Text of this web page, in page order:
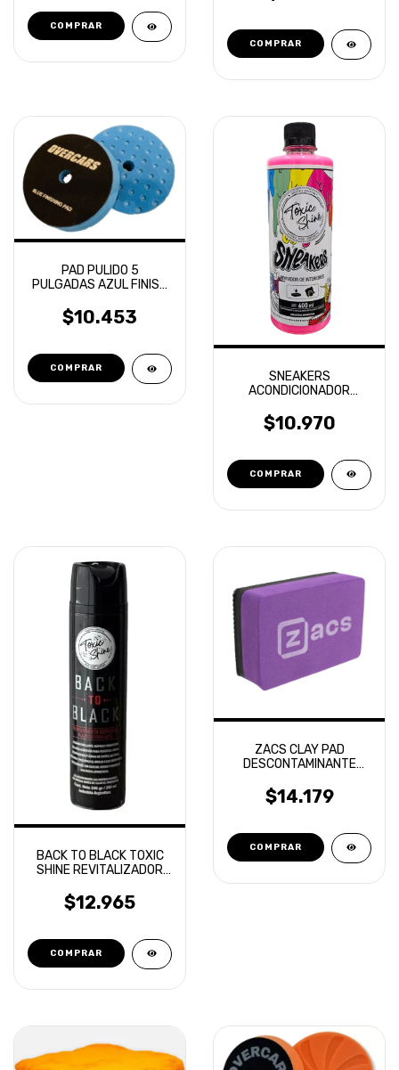
PAD PULIDO 5
PULGADAS AZUL FINISH
$10.453
SNEAKERS
ACONDICIONADOR
600ML
$10.970
BACK TO BLACK TOXIC
SHINE REVITALIZADOR
AEROSOL
$12.965
ZACS CLAY PAD
DESCONTAMINANTE
$14.179